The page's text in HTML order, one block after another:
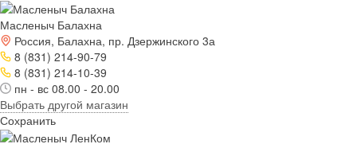
Масленыч Балахна
Россия, Балахна, пр. Дзержинского 3а
8 (831) 214-90-79
8 (831) 214-10-39
пн - вс 08.00 - 20.00
Выбрать другой магазин
Сохранить